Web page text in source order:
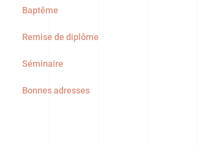
Baptême
Remise de diplôme
Séminaire
Bonnes adresses